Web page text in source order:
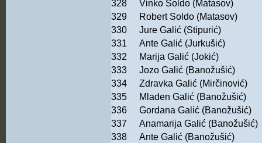
328
Vinko Soldo (Matasov)
329
Robert Soldo (Matasov)
330
Jure Galić (Stipurić)
331
Ante Galić (Jurkušić)
332
Marija Galić (Jokić)
333
Jozo Galić (Banožušić)
334
Zdravka Galić (Mirčinović)
335
Mladen Galić (Banožušić)
336
Gordana Galić (Banožušić)
337
Anamarija Galić (Banožušić)
338
Ante Galić (Banožušić)